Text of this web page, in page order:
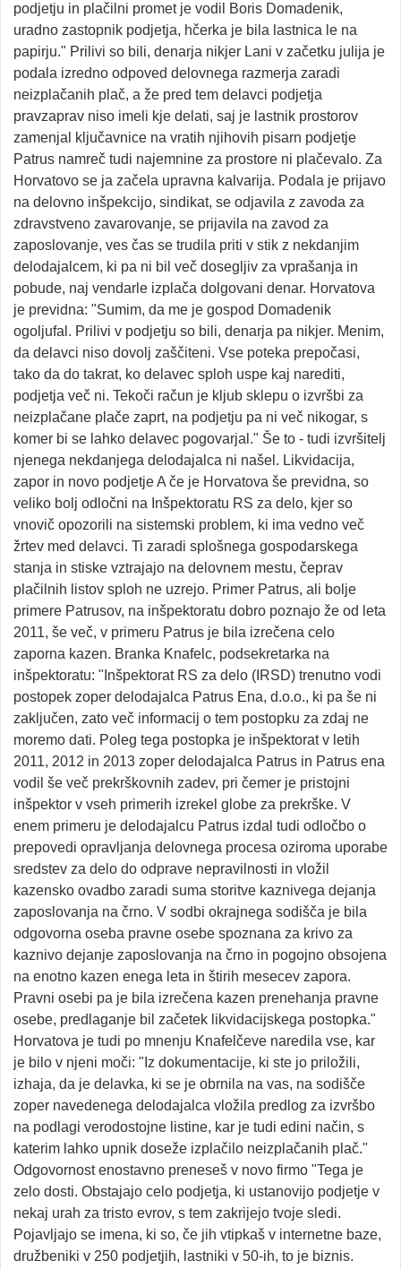
podjetju in plačilni promet je vodil Boris Domadenik,
uradno zastopnik podjetja, hčerka je bila lastnica le na
papirju." Prilivi so bili, denarja nikjer Lani v začetku julija je
podala izredno odpoved delovnega razmerja zaradi
neizplačanih plač, a že pred tem delavci podjetja
pravzaprav niso imeli kje delati, saj je lastnik prostorov
zamenjal ključavnice na vratih njihovih pisarn podjetje
Patrus namreč tudi najemnine za prostore ni plačevalo. Za
Horvatovo se ja začela upravna kalvarija. Podala je prijavo
na delovno inšpekcijo, sindikat, se odjavila z zavoda za
zdravstveno zavarovanje, se prijavila na zavod za
zaposlovanje, ves čas se trudila priti v stik z nekdanjim
delodajalcem, ki pa ni bil več dosegljiv za vprašanja in
pobude, naj vendarle izplača dolgovani denar. Horvatova
je previdna: "Sumim, da me je gospod Domadenik
ogoljufal. Prilivi v podjetju so bili, denarja pa nikjer. Menim,
da delavci niso dovolj zaščiteni. Vse poteka prepočasi,
tako da do takrat, ko delavec sploh uspe kaj narediti,
podjetja več ni. Tekoči račun je kljub sklepu o izvršbi za
neizplačane plače zaprt, na podjetju pa ni več nikogar, s
komer bi se lahko delavec pogovarjal." Še to - tudi izvršitelj
njenega nekdanjega delodajalca ni našel. Likvidacija,
zapor in novo podjetje A če je Horvatova še previdna, so
veliko bolj odločni na Inšpektoratu RS za delo, kjer so
vnovič opozorili na sistemski problem, ki ima vedno več
žrtev med delavci. Ti zaradi splošnega gospodarskega
stanja in stiske vztrajajo na delovnem mestu, čeprav
plačilnih listov sploh ne uzrejo. Primer Patrus, ali bolje
primere Patrusov, na inšpektoratu dobro poznajo že od leta
2011, še več, v primeru Patrus je bila izrečena celo
zaporna kazen. Branka Knafelc, podsekretarka na
inšpektoratu: "Inšpektorat RS za delo (IRSD) trenutno vodi
postopek zoper delodajalca Patrus Ena, d.o.o., ki pa še ni
zaključen, zato več informacij o tem postopku za zdaj ne
moremo dati. Poleg tega postopka je inšpektorat v letih
2011, 2012 in 2013 zoper delodajalca Patrus in Patrus ena
vodil še več prekrškovnih zadev, pri čemer je pristojni
inšpektor v vseh primerih izrekel globe za prekrške. V
enem primeru je delodajalcu Patrus izdal tudi odločbo o
prepovedi opravljanja delovnega procesa oziroma uporabe
sredstev za delo do odprave nepravilnosti in vložil
kazensko ovadbo zaradi suma storitve kaznivega dejanja
zaposlovanja na črno. V sodbi okrajnega sodišča je bila
odgovorna oseba pravne osebe spoznana za krivo za
kaznivo dejanje zaposlovanja na črno in pogojno obsojena
na enotno kazen enega leta in štirih mesecev zapora.
Pravni osebi pa je bila izrečena kazen prenehanja pravne
osebe, predlaganje bil začetek likvidacijskega postopka."
Horvatova je tudi po mnenju Knafelčeve naredila vse, kar
je bilo v njeni moči: "Iz dokumentacije, ki ste jo priložili,
izhaja, da je delavka, ki se je obrnila na vas, na sodišče
zoper navedenega delodajalca vložila predlog za izvršbo
na podlagi verodostojne listine, kar je tudi edini način, s
katerim lahko upnik doseže izplačilo neizplačanih plač."
Odgovornost enostavno preneseš v novo firmo "Tega je
zelo dosti. Obstajajo celo podjetja, ki ustanovijo podjetje v
nekaj urah za tristo evrov, s tem zakrijejo tvoje sledi.
Pojavljajo se imena, ki so, če jih vtipkaš v internetne baze,
družbeniki v 250 podjetjih, lastniki v 50-ih, to je biznis.